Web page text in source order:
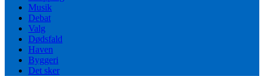
Musik
Debat
Valg
Dødsfald
Haven
Byggeri
Det sker